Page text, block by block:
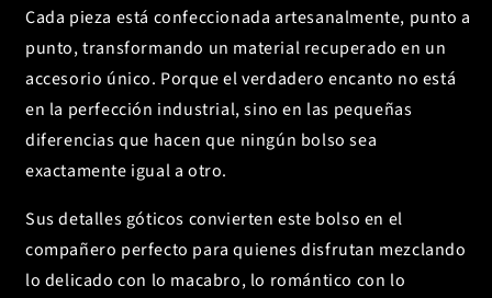
Cada pieza está confeccionada artesanalmente, punto a
punto, transformando un material recuperado en un
accesorio único. Porque el verdadero encanto no está
en la perfección industrial, sino en las pequeñas
diferencias que hacen que ningún bolso sea
exactamente igual a otro.
Sus detalles góticos convierten este bolso en el
compañero perfecto para quienes disfrutan mezclando
lo delicado con lo macabro, lo romántico con lo